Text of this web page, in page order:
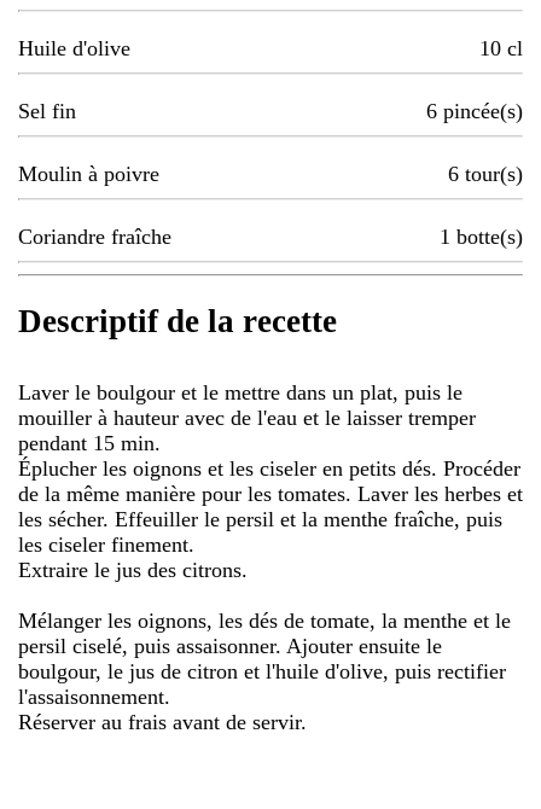
Huile d'olive 10 cl
Sel fin 6 pincée(s)
Moulin à poivre 6 tour(s)
Coriandre fraîche 1 botte(s)
Descriptif de la recette
Laver le boulgour et le mettre dans un plat, puis le
mouiller à hauteur avec de l'eau et le laisser tremper
pendant 15 min.
Éplucher les oignons et les ciseler en petits dés. Procéder
de la même manière pour les tomates. Laver les herbes et
les sécher. Effeuiller le persil et la menthe fraîche, puis
les ciseler finement.
Extraire le jus des citrons.
Mélanger les oignons, les dés de tomate, la menthe et le
persil ciselé, puis assaisonner. Ajouter ensuite le
boulgour, le jus de citron et l'huile d'olive, puis rectifier
l'assaisonnement.
Réserver au frais avant de servir.